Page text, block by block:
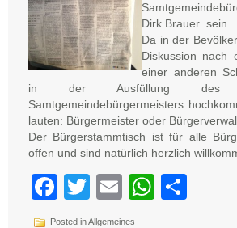
Dirk Brauer sein.
Da in der
Diskussion nach
einer anderen
in der Ausfüllung des
Samtgemeindebürgermeisters
lauten: Bürgermeister oder
Der Bürgerstammtisch ist für alle
offen und sind natürlich herzlich
Facebook
Twitter
Email
Posted inAllgemeines